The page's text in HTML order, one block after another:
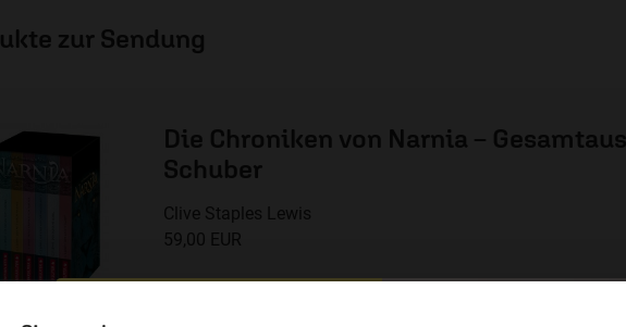
zur Sendung
Die Chroniken von Narnia –
Schuber
Clive Staples Lewis
59,00 EUR